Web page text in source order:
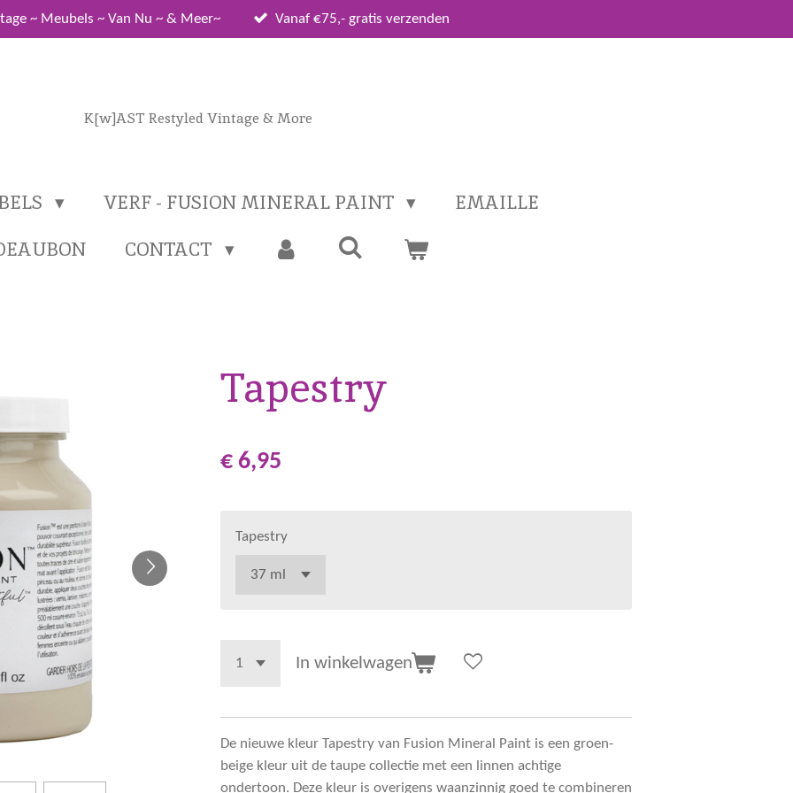
~ Meubels ~ Van Nu ~ & Meer~ Vanaf €75,- gratis verzenden
K[w]AST Restyled Vintage & More
VERF - FUSION MINERAL PAINT
EMAILLE
CONTACT
Tapestry
€ 6,95
Tapestry
In winkelwagen
De nieuwe kleur Tapestry van Fusion Mineral Paint is een groen-
beige kleur uit de taupe collectie met een linnen achtige
ondertoon. Deze kleur is overigens waanzinnig goed te combineren